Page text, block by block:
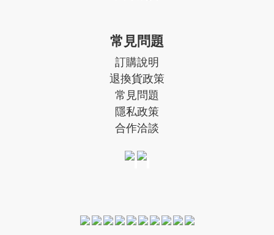
常見問題
訂購說明
退換貨政策
常見問題
隱私政策
合作洽談